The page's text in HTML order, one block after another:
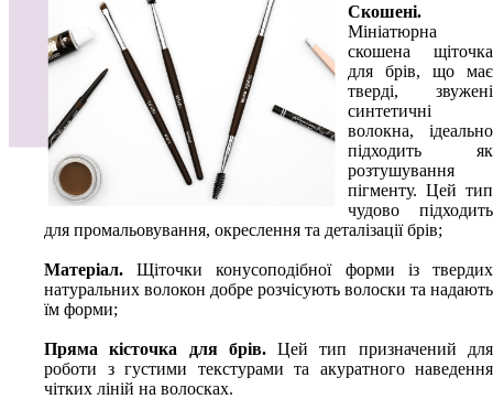
Скошені.
Мініатюрна
скошена щіточка
для брів, що має
тверді, звужені
синтетичні
волокна, ідеально
підходить як
розтушування
пігменту. Цей тип
чудово підходить
для промальовування, окреслення та деталізації брів;
Матеріал.Щіточки конусоподібної форми із твердих
натуральних волокон добре розчісують волоски та надають
їм форми;
Пряма кісточка для брів.Цей тип призначений для
роботи з густими текстурами та акуратного наведення
чітких ліній на волосках.